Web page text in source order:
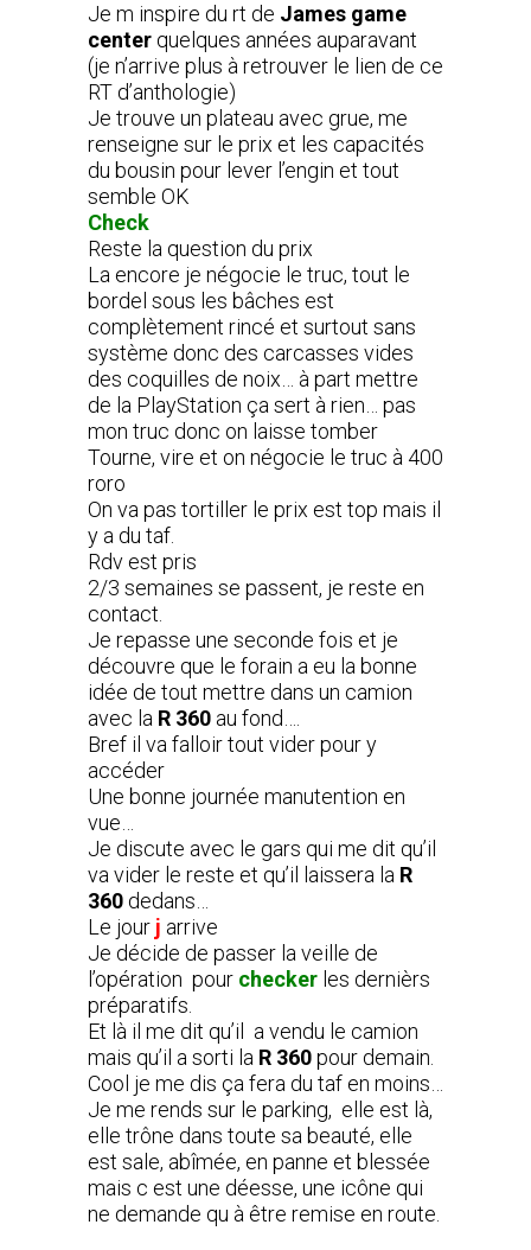
Je m inspire du rt de James game
center quelques années auparavant
(je n’arrive plus à retrouver le lien de ce
RT d’anthologie)
Je trouve un plateau avec grue, me
renseigne sur le prix et les capacités
du bousin pour lever l’engin et tout
semble OK
Check
Reste la question du prix
La encore je négocie le truc, tout le
bordel sous les bâches est
complètement rincé et surtout sans
système donc des carcasses vides
des coquilles de noix… à part mettre
de la PlayStation ça sert à rien… pas
mon truc donc on laisse tomber
Tourne, vire et on négocie le truc à 400
roro
On va pas tortiller le prix est top mais il
y a du taf.
Rdv est pris
2/3 semaines se passent, je reste en
contact.
Je repasse une seconde fois et je
découvre que le forain a eu la bonne
idée de tout mettre dans un camion
avec la R 360 au fond….
Bref il va falloir tout vider pour y
accéder
Une bonne journée manutention en
vue…
Je discute avec le gars qui me dit qu’il
va vider le reste et qu’il laissera la R
360 dedans…
Le jour j arrive
Je décide de passer la veille de
l’opération pour checker les dernièrs
préparatifs.
Et là il me dit qu’il a vendu le camion
mais qu’il a sorti la R 360pour demain.
Cool je me dis ça fera du taf en moins…
Je me rends sur le parking, elle est là,
elle trône dans toute sa beauté, elle
est sale, abîmée, en panne et blessée
mais c est une déesse, une icône qui
ne demande qu à être remise en route.